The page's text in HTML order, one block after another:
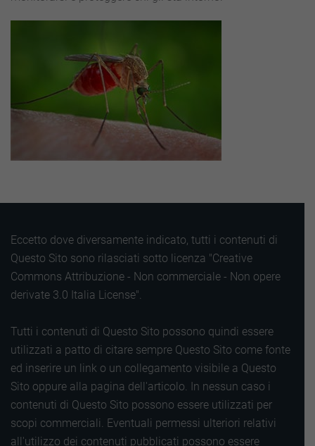
Eccetto dove diversamente indicato, tutti i contenuti di
Questo Sito sono rilasciati sotto licenza "Creative
Commons Attribuzione - Non commerciale - Non opere
derivate 3.0 Italia License".
Tutti i contenuti di Questo Sito possono quindi essere
utilizzati a patto di citare sempre Questo Sito come fonte
ed inserire un link o un collegamento visibile a Questo
Sito oppure alla pagina dell'articolo. In nessun caso i
contenuti di Questo Sito possono essere utilizzati per
scopi commerciali. Eventuali permessi ulteriori relativi
all'utilizzo dei contenuti pubblicati possono essere